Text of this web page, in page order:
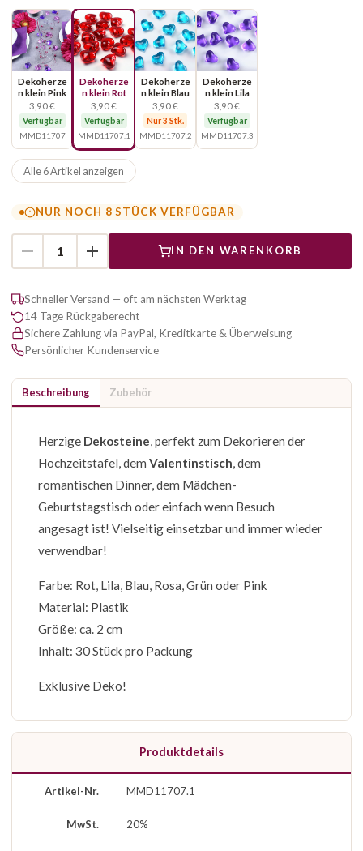
Dekoherze
n klein Pink
3,90 €
Verfügbar
MMD11707
Dekoherze
n klein Rot
3,90 €
Verfügbar
MMD11707.1
Dekoherze
n klein Blau
3,90 €
Nur 3 Stk.
MMD11707.2
Dekoherze
n klein Lila
3,90 €
Verfügbar
MMD11707.3
Alle 6 Artikel anzeigen
NUR NOCH 8 STÜCK VERFÜGBAR
IN DEN WARENKORB
Schneller Versand — oft am nächsten Werktag
14 Tage Rückgaberecht
Sichere Zahlung via PayPal, Kreditkarte & Überweisung
Persönlicher Kundenservice
Beschreibung Zubehör
Herzige Dekosteine , perfekt zum Dekorieren der
Hochzeitstafel, dem Valentinstisch , dem
romantischen Dinner, dem Mädchen-
Geburtstagstisch oder einfach wenn Besuch
angesagt ist! Vielseitig einsetzbar und immer wieder
verwendbar!
Farbe: Rot, Lila, Blau, Rosa, Grün oder Pink
Material: Plastik
Größe: ca. 2 cm
Inhalt: 30 Stück pro Packung
Exklusive Deko!
Produktdetails
Artikel-Nr. MMD11707.1
MwSt. 20%